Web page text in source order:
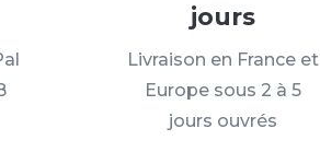
jours
Livraison en France et
Europe sous 2 à 5
jours ouvrés